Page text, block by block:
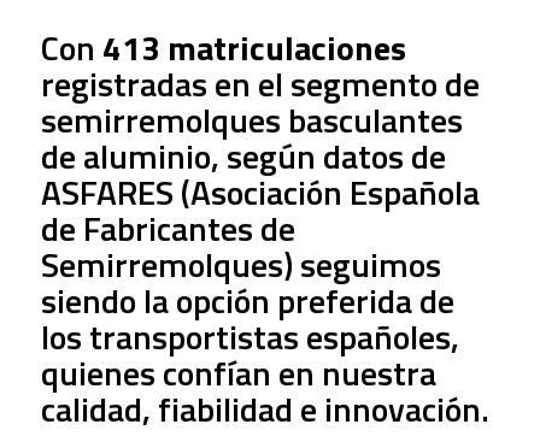
Con 413 matriculaciones
registradas en el segmento de
semirremolques basculantes
de aluminio, según datos de
ASFARES (Asociación Española
de Fabricantes de
Semirremolques) seguimos
siendo la opción preferida de
los transportistas españoles,
quienes confían en nuestra
calidad, fiabilidad e innovación.